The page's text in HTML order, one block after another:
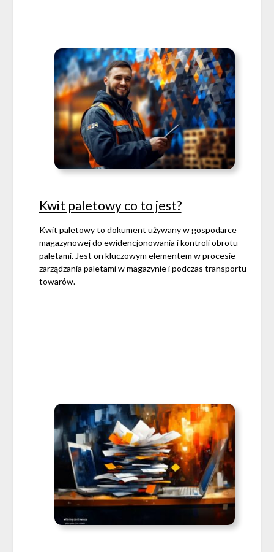
Kwit paletowy co to jest?
Kwit paletowy to dokument używany w gospodarce
magazynowej do ewidencjonowania i kontroli obrotu
paletami. Jest on kluczowym elementem w procesie
zarządzania paletami w magazynie i podczas transportu
towarów.